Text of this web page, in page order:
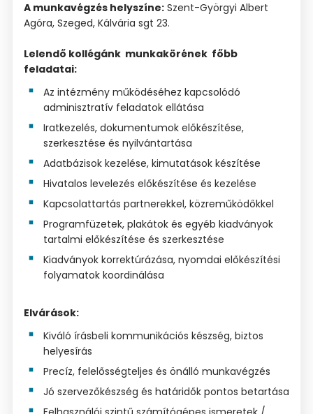
A munkavégzés helyszíne:Szent-Györgyi Albert
Agóra, Szeged, Kálvária sgt 23.
Lelendő kollégánk munkakörének főbb
feladatai:
Az intézmény működéséhez kapcsolódó
adminisztratív feladatok ellátása
Iratkezelés, dokumentumok előkészítése,
szerkesztése és nyilvántartása
Adatbázisok kezelése, kimutatások készítése
Hivatalos levelezés előkészítése és kezelése
Kapcsolattartás partnerekkel, közreműködőkkel
Programfüzetek, plakátok és egyéb kiadványok
tartalmi előkészítése és szerkesztése
Kiadványok korrektúrázása, nyomdai előkészítési
folyamatok koordinálása
Elvárások:
Kiváló írásbeli kommunikációs készség, biztos
helyesírás
Precíz, felelősségteljes és önálló munkavégzés
Jó szervezőkészség és határidők pontos betartása